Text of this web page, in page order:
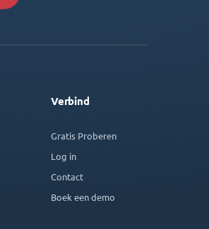
Verbind
Gratis Proberen
Log in
Contact
Boek een demo